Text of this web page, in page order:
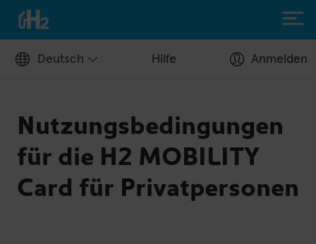
H2 tanken
Tankstellen
Tankkarte beantragen
Deutsch Hilfe Anmelden
Nutzungsbedingungen
für die H2 MOBILITY
Card für Privatpersonen